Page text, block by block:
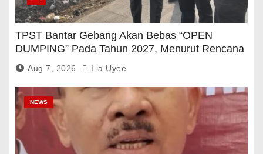
TPST Bantar Gebang Akan Bebas “OPEN
DUMPING” Pada Tahun 2027, Menurut Rencana
Pemerintah
Aug 7, 2026 Lia Uyee
NEWS